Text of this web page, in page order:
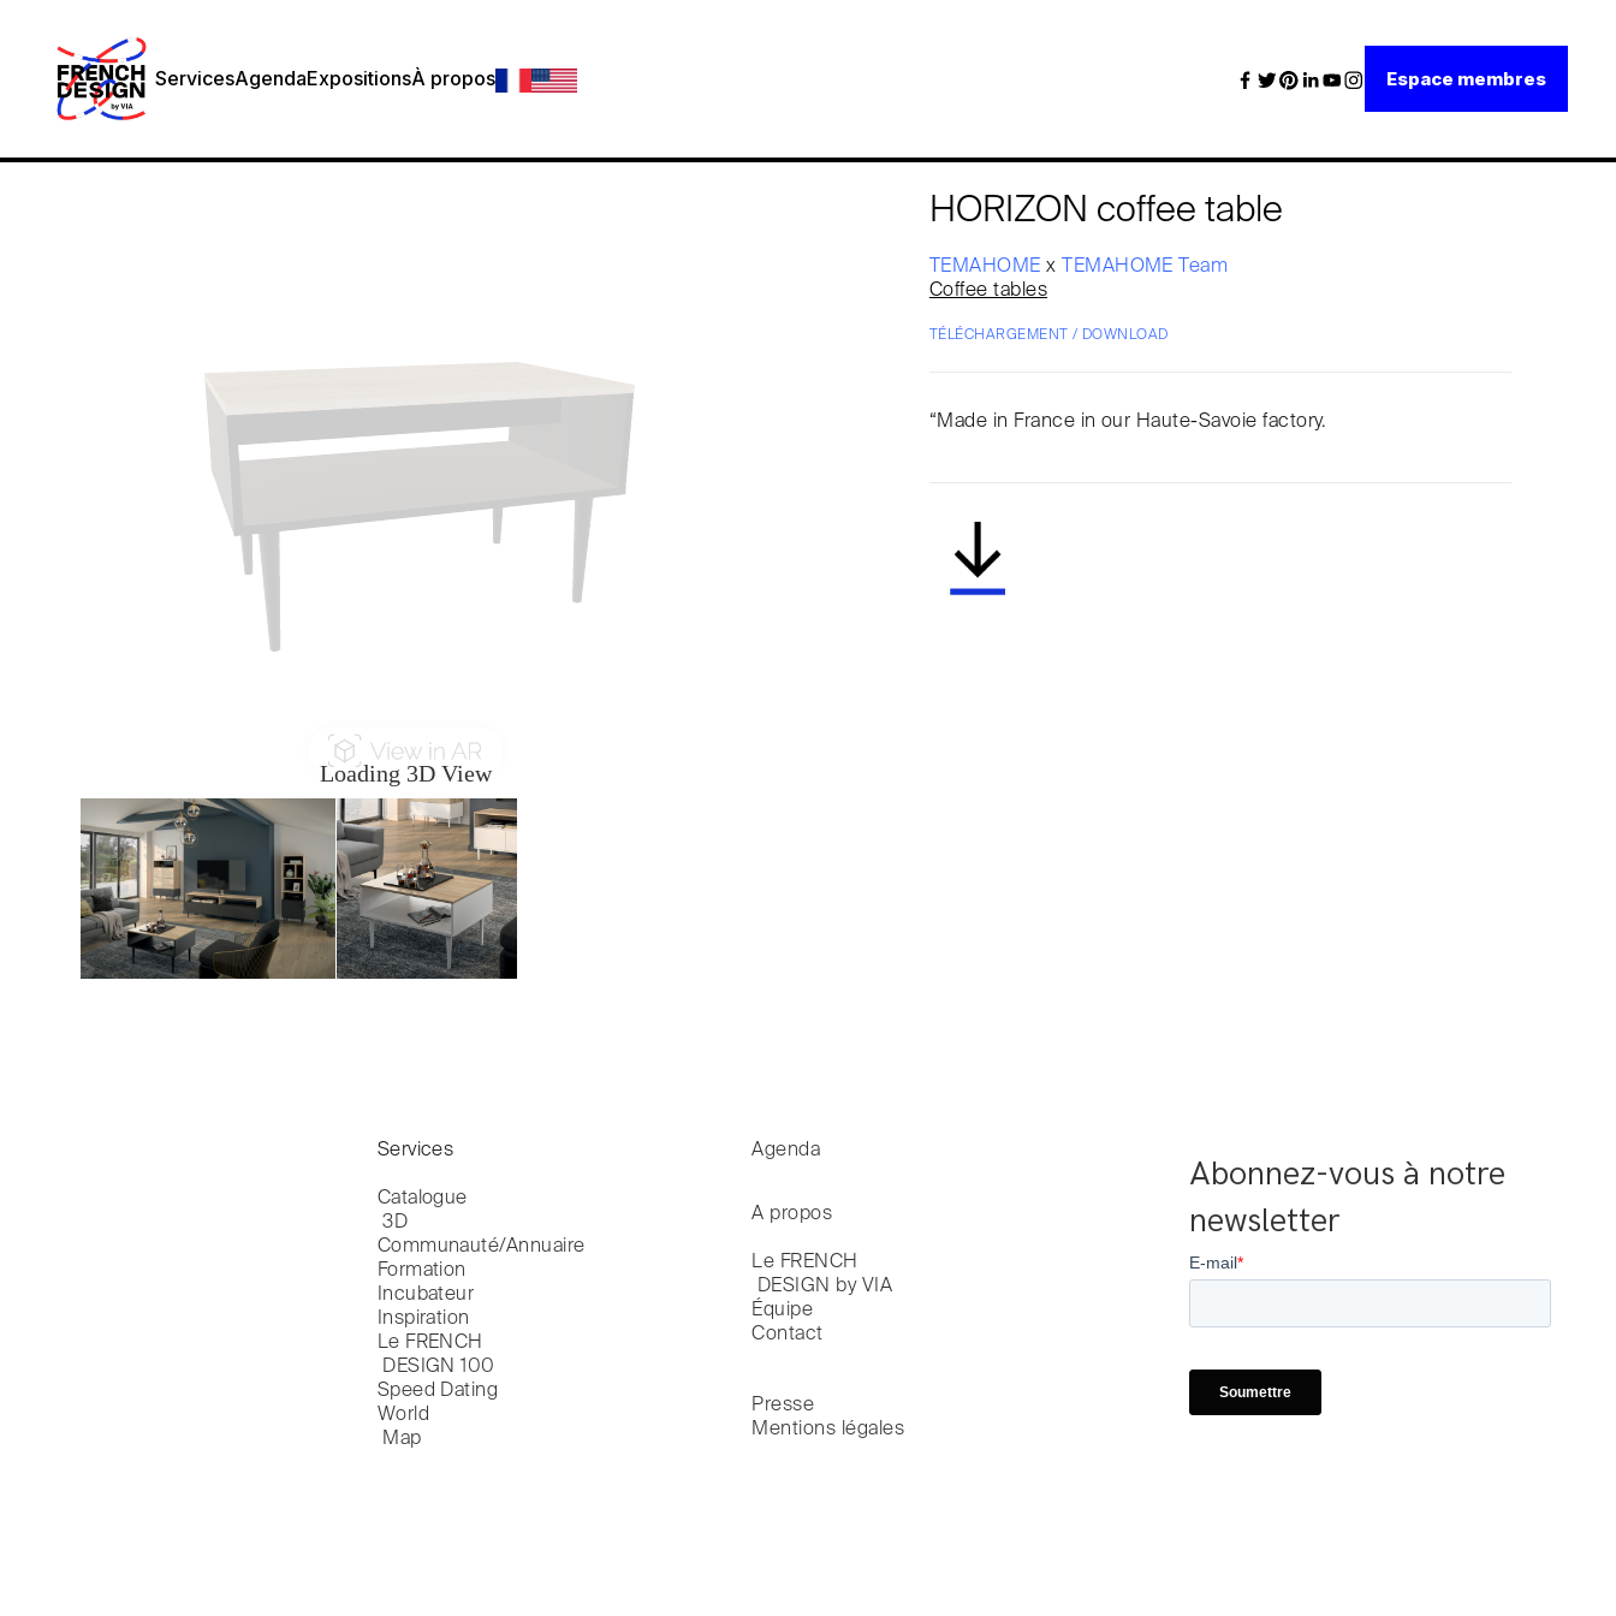
ServicesAgendaExpositionsÀ propos Espace membres
HORIZON coffee table
TEMAHOMEx
TEMAHOME Team
Coffee tables
TÉLÉCHARGEMENT / DOWNLOAD
“Made in France in our Haute-Savoie factory.
Abonnez-vous à notre
newsletter
Services
Catalogue
3D
Communauté/Annuaire
Formation
Incubateur
Inspiration
Le FRENCH
DESIGN 100
Speed Dating
World
Map
Agenda
A propos
Le FRENCH
DESIGN by VIA
Équipe
Contact
Presse
Mentions légales